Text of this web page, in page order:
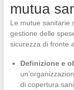
mutua
Le mutue sanitarie
gestione delle
sicurezza di fronte
Definizione e
di copertura